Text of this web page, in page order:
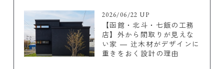
2026/06/22 UP
【函館・北斗・七飯の工務
店】外から間取りが見えな
い家 ― 辻木材がデザインに
重きをおく設計の理由